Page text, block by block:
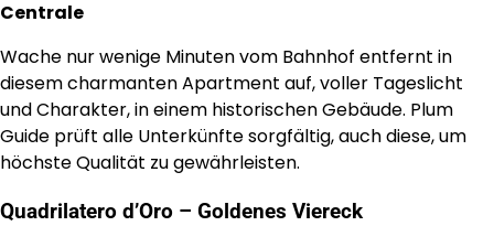
Centrale
Wache nur wenige Minuten vom Bahnhof entfernt in
diesem charmanten Apartment auf, voller Tageslicht
und Charakter, in einem historischen Gebäude. Plum
Guide prüft alle Unterkünfte sorgfältig, auch diese, um
höchste Qualität zu gewährleisten.
Quadrilatero d’Oro – Goldenes Viereck